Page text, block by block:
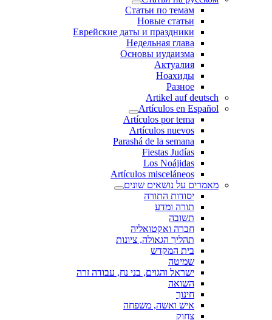
Статьи по темам
Новые статьи
Еврейские даты и праздники
Недельная глава
Основы иудаизма
Актуалия
Ноахиды
Разное
Artikel auf deutsch
Artículos en Español
Artículos por tema
Artículos nuevos
Parashá de la semana
Fiestas Judías
Los Noájidas
Artículos misceláneos
מאמרים על נושאים שונים
יסודות התורה
תורה ומדע
תשובה
חברה ואקטואליה
תהליך הגאולה, ציונות
בית המקדש
שמיטה
ישראל והגוים, בני נח, עבודה זרה
השואה
חינוך
איש ואשה, משפחה
צחוק